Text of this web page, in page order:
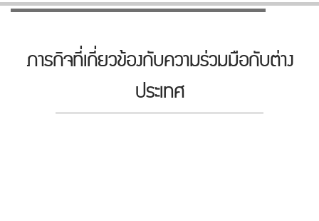
ภารกิจที่เกี่ยวข้องกับความร่วมมือกับต่าง
ประเทศ